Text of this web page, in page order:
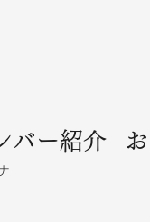
バー紹介
ー